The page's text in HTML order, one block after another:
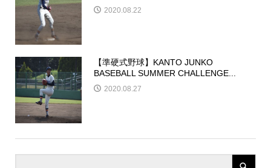
2020.08.22
【準硬式野球】KANTO JUNKO
BASEBALL SUMMER CHALLENGE...
2020.08.27